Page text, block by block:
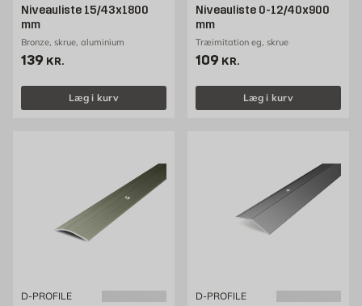
Niveauliste 15/43x1800
mm
Bronze, skrue, aluminium
Pris 139 kr. /stk
139 KR.
Læg i kurv
Niveauliste 0-12/40x900
mm
Træimitation eg, skrue
Pris 109 kr. /stk
109 KR.
Læg i kurv
D-PROFILE D-PROFILE